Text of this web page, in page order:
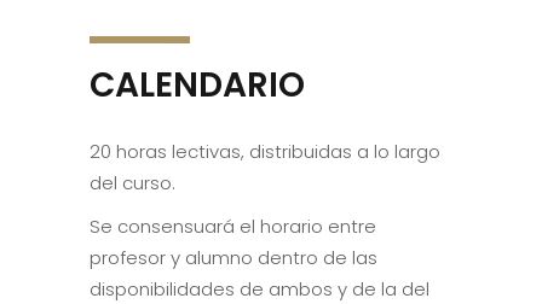
CALENDARIO
20 horas lectivas, distribuidas a lo largo
del curso.
Se consensuará el horario entre
profesor y alumno dentro de las
disponibilidades de ambos y de la del